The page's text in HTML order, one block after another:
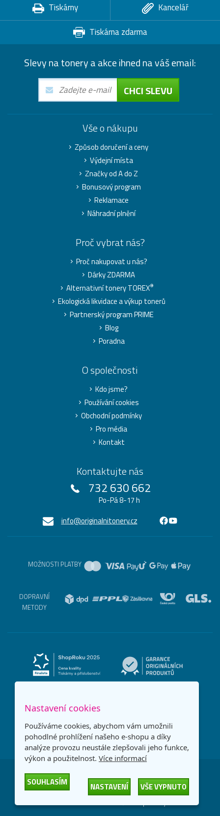
Tiskárny
Kancelář
Tiskárna zdarma
Slevy na tonery a akce ihned na váš email:
CHCI SLEVU
Vše o nákupu
Způsob doručení a ceny
Výdejní místa
Značky od A do Z
Bonusový program
Reklamace
Náhradní plnění
Proč vybrat nás?
Proč nakupovat u nás?
Dárky ZDARMA
Alternativní tonery TOREX®
Ekologická likvidace a výkup tonerů
Partnerský program PRIME
Blog
Poradna
O společnosti
Kdo jsme?
Používání cookies
Obchodní podmínky
Pro média
Kontakt
Kontaktujte nás
732 630 662
Po-Pá 8-17 h
info@originalnitonery.cz
MOŽNOSTI PLATBY
DOPRAVNÍ
METODY
Česká republika Slovensko
- -
Nastavení cookies
Používáme cookies, abychom vám umožnili
pohodlné prohlížení našeho e-shopu a díky
analýze provozu neustále zlepšovali jeho funkce,
výkon a použitelnost. Více informací
SOUHLASÍM NASTAVENÍ VŠE VYPNUTO